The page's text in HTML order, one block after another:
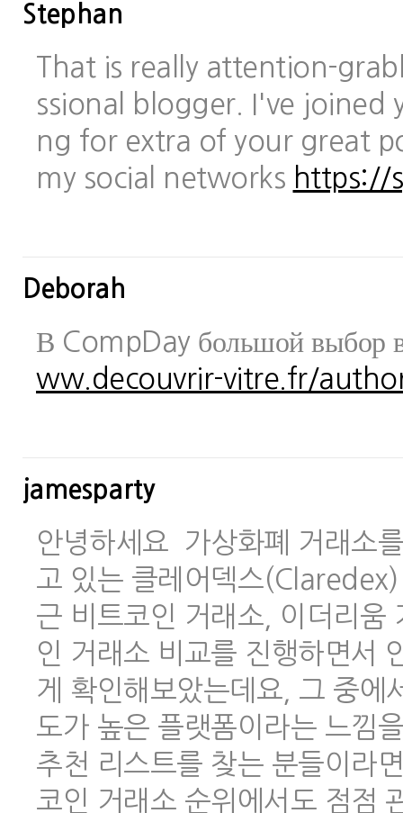
Stephan
That is really attention-
ssional blogger. I've joined
ng for extra of your great
my social networks https://
Deborah
В CompDay большой выбор
ww.decouvrir-vitre.fr/
jamesparty
안녕하세요 가상화폐 거래소
고 있는 클레어덱스
근 비트코인 거래소, 이더리움
인 거래소 비교를 진행하면서
게 확인해보았는데요, 그 중에
도가 높은 플랫폼이라는 느낌
추천 리스트를 찾는 분들이라
코인 거래소 순위에서도 점점